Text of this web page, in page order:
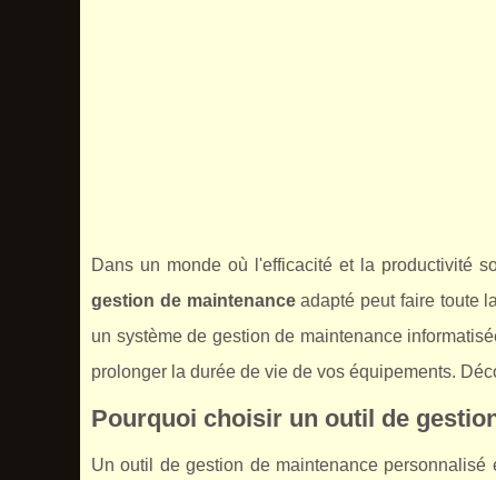
Dans un monde où l'efficacité et la productivité
gestion de maintenanceadapté peut faire toute
un système de gestion de maintenance
prolonger la durée de vie de vos équipements.
Pourquoi choisir un outil de
Un outil de gestion de maintenance